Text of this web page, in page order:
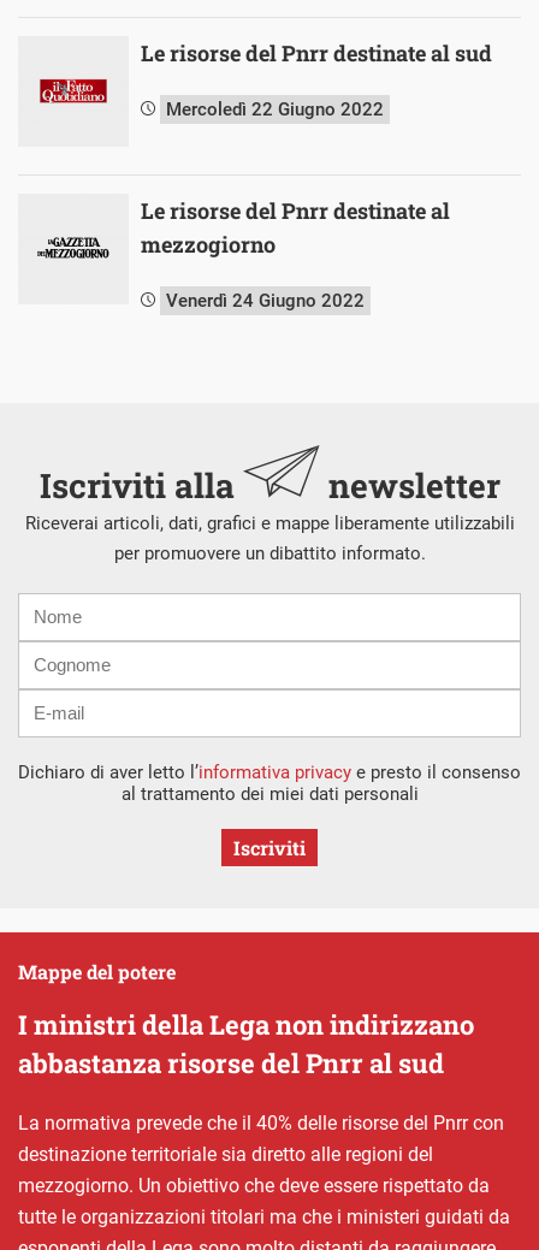
Le risorse del Pnrr destinate al sud
Mercoledì 22 Giugno 2022
Le risorse del Pnrr destinate al
mezzogiorno
Venerdì 24 Giugno 2022
Iscriviti alla newsletter
Riceverai articoli, dati, grafici e mappe liberamente utilizzabili
per promuovere un dibattito informato.
mail
Dichiaro di aver letto l’informativa privacy e presto il consenso
al trattamento dei miei dati personali
Iscriviti
I ministri della Lega non indirizzano
abbastanza risorse del Pnrr al sud
Mappe del potere
La normativa prevede che il 40% delle risorse del Pnrr con
destinazione territoriale sia diretto alle regioni del
mezzogiorno. Un obiettivo che deve essere rispettato da
tutte le organizzazioni titolari ma che i ministeri guidati da